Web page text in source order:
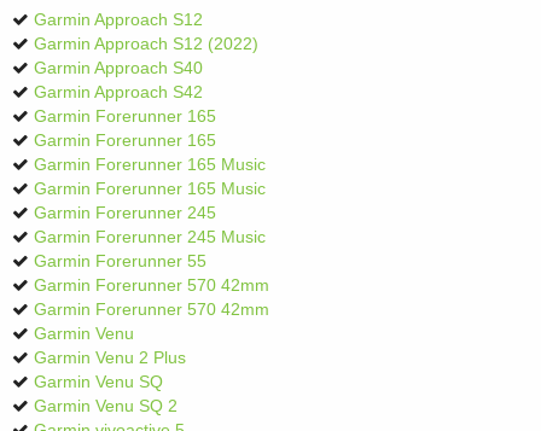
Garmin Approach S12
Garmin Approach S12 (2022)
Garmin Approach S40
Garmin Approach S42
Garmin Forerunner 165
Garmin Forerunner 165
Garmin Forerunner 165 Music
Garmin Forerunner 165 Music
Garmin Forerunner 245
Garmin Forerunner 245 Music
Garmin Forerunner 55
Garmin Forerunner 570 42mm
Garmin Forerunner 570 42mm
Garmin Venu
Garmin Venu 2 Plus
Garmin Venu SQ
Garmin Venu SQ 2